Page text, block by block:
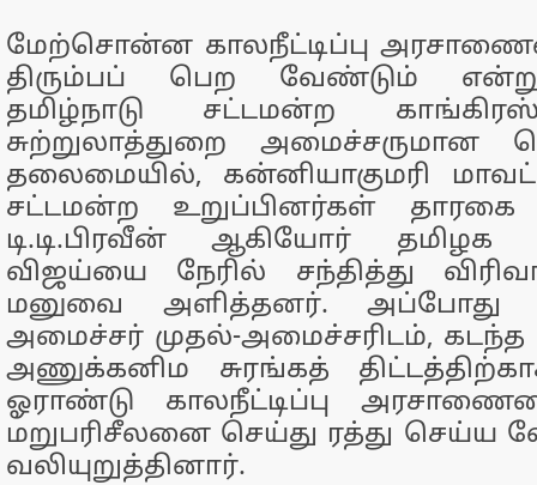
மேற்சொன்ன காலநீட்டிப்பு
திரும்பப் பெற வேண்டும் என்று
தமிழ்நாடு சட்டமன்ற
சுற்றுலாத்துறை அமைச்சருமான
தலைமையில், கன்னியாகுமரி
சட்டமன்ற உறுப்பினர்கள் தாரகை
டி.டி.பிரவீன் ஆகியோர் தமிழக
விஜய்யை நேரில் சந்தித்து
மனுவை அளித்தனர். அப்போது
அமைச்சர் முதல்-அமைச்சரிடம், கடந்த
அணுக்கனிம சுரங்கத்
ஓராண்டு காலநீட்டிப்பு
மறுபரிசீலனை செய்து ரத்து செய்ய
வலியுறுத்தினார்.